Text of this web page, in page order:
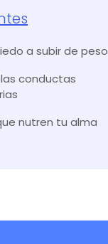
a subir de peso
conductas
nutren tu alma